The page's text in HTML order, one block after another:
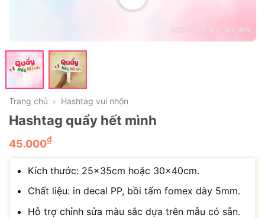
Trang chủ » Hashtag vui nhộn
Hashtag quẩy hết mình
45.000₫
Kích thước: 25x35cm hoặc 30x40cm.
Chất liệu: in decal PP, bồi tấm fomex dày 5mm.
Hỗ trợ chỉnh sửa màu sắc dựa trên mẫu có sẵn.